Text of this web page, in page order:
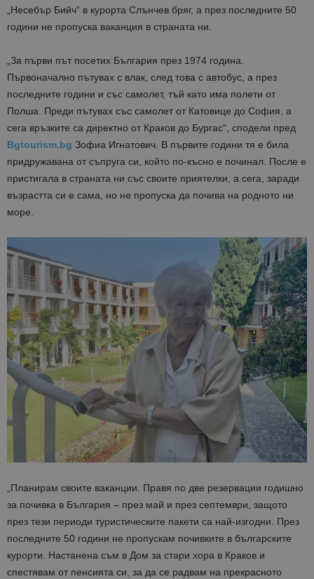
„Несебър Бийч“ в курорта Слънчев бряг, а през последните 50
години не пропуска ваканция в страната ни.
„За първи път посетих България през 1974 година.
Първоначално пътувах с влак, след това с автобус, а през
последните години и със самолет, тъй като има полети от
Полша. Преди пътувах със самолет от Катовице до София, а
сега връзките са директно от Краков до Бургас“, сподели пред
Bgtourism.bg Зофиа Игнатович. В първите години тя е била
придружавана от съпруга си, който по-късно е починал. После е
пристигала в страната ни със своите приятелки, а сега, заради
възрастта си е сама, но не пропуска да почива на родното ни
море.
„Планирам своите ваканции. Правя по две резервации годишно
за почивка в България – през май и през септември, защото
през тези периоди туристическите пакети са най-изгодни. През
последните 50 години не пропускам почивките в българските
курорти. Настанена съм в Дом за стари хора в Краков и
спестявам от пенсията си, за да се радвам на прекрасното